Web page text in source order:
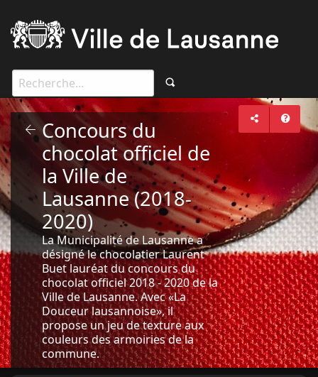
Concours du
chocolat officiel de
la Ville de
Lausanne (2018-
2020)
La Municipalité de Lausanne a
désigné le chocolatier Laurent
Buet lauréat du concours du
chocolat officiel 2018 - 2020 de la
Ville de Lausanne. Avec «La
Douceur lausannoise», il
propose un jeu de texture aux
couleurs des armoiries de la
commune.